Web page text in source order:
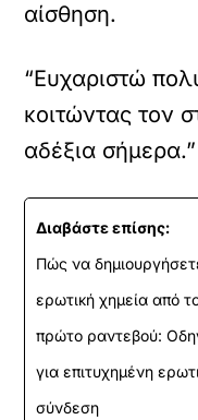
αίσθηση.
“Ευχαριστώ
κοιτώντας τον
αδέξια σήμερα.”
Διαβάστε επίσης:
Πώς να
ερωτική χημεία από
πρώτο ραντεβού:
για επιτυχημένη
σύνδεση